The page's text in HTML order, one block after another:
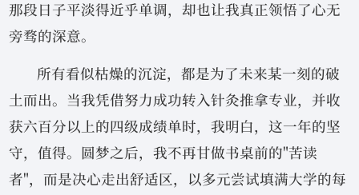
那段日子平淡得近乎单调，却也让我真正领悟了心无
旁骛的深意。
所有看似枯燥的沉淀，都是为了未来某一刻的破
土而出。当我凭借努力成功转入针灸推拿专业，并收
获六百分以上的四级成绩单时，我明白，这一年的坚
守，值得。圆梦之后，我不再甘做书桌前的"苦读
者"，而是决心走出舒适区，以多元尝试填满大学的每